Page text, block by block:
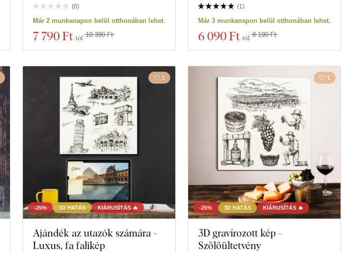
(0)
Már 2 munkanapon belül otthonában lehet.
7 790 Ft-tól 10 390 Ft
(1)
Már 3 munkanapon belül otthonában lehet.
6 090 Ft-tól 8 190 Ft
-25% 3D HATÁS KIÁRUSÍTÁS 🔥
1
Ajándék az utazók számára -
Luxus, fa falikép
-25% 3D HATÁS KIÁRUSÍTÁS 🔥
1
3D gravírozott kép -
Szőlőültetvény